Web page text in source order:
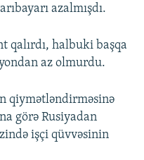
azalmışdı.
qalırdı, halbuki başqa
az olmurdu.
qiymətləndirməsinə
görə Rusiyadan
işçi qüvvəsinin